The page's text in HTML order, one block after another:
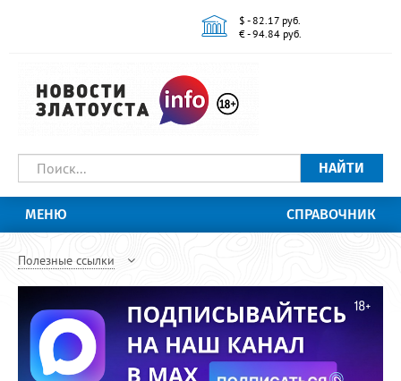
$ - 82.17 руб.
€ - 94.84 руб.
НАЙТИ
МЕНЮ СПРАВОЧНИК
Полезные ссылки